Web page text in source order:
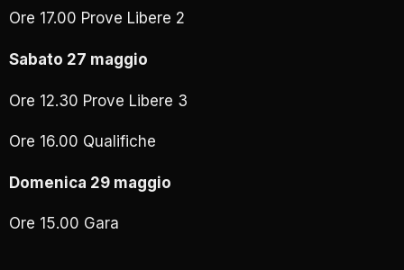
Ore 17.00 Prove Libere 2
Sabato 27 maggio
Ore 12.30 Prove Libere 3
Ore 16.00 Qualifiche
Domenica 29 maggio
Ore 15.00 Gara